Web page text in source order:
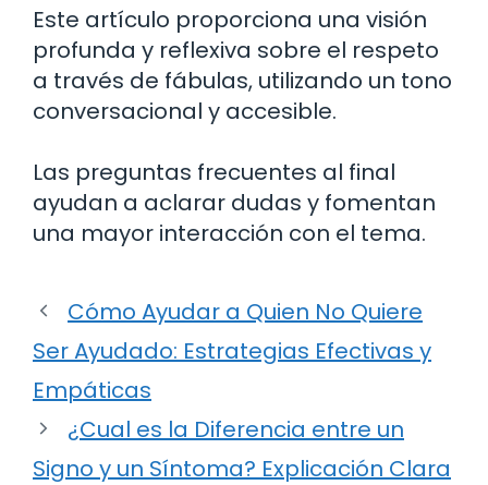
Este artículo proporciona una visión
profunda y reflexiva sobre el respeto
a través de fábulas, utilizando un tono
conversacional y accesible.
Las preguntas frecuentes al final
ayudan a aclarar dudas y fomentan
una mayor interacción con el tema.
Cómo Ayudar a Quien No Quiere
Ser Ayudado: Estrategias Efectivas y
Empáticas
¿Cual es la Diferencia entre un
Signo y un Síntoma? Explicación Clara